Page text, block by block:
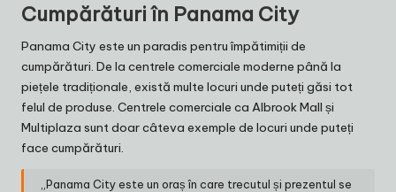
Cumpărături în Panama City
Panama City este un paradis pentru împătimiții de
cumpărături. De la centrele comerciale moderne până la
piețele tradiționale, există multe locuri unde puteți găsi tot
felul de produse. Centrele comerciale ca Albrook Mall și
Multiplaza sunt doar câteva exemple de locuri unde puteți
face cumpărături.
„Panama City este un oraș în care trecutul și prezentul se